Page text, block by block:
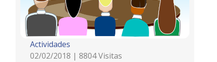
Actividades
02/02/2018 | 8804 Visitas